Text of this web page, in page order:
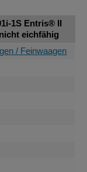
1S Entris® II
eichfähig
/ Feinwaagen